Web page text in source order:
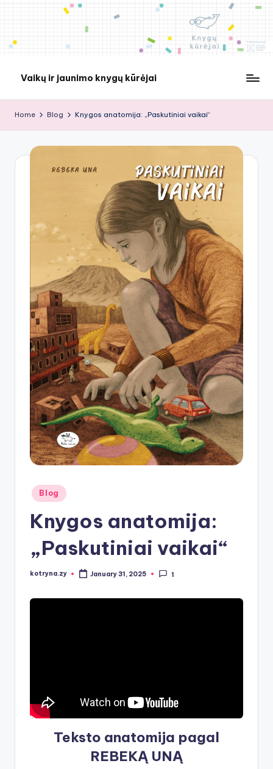
Vaikų ir jaunimo knygų kūrėjai
Home Blog Knygos anatomija: „Paskutiniai vaikai“
Posted
in
Blog
Knygos anatomija:
„Paskutiniai vaikai“
Posted
kotryna.zy January 31, 2025 1
Teksto anatomija pagal
REBEKĄ UNĄ